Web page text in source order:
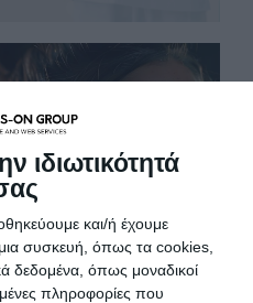
ιδιωτικότητά
και/ή έχουμε
συσκευή, όπως τα cookies,
δεδομένα, όπως μοναδικοί
πληροφορίες που
WordPress για
Fitness